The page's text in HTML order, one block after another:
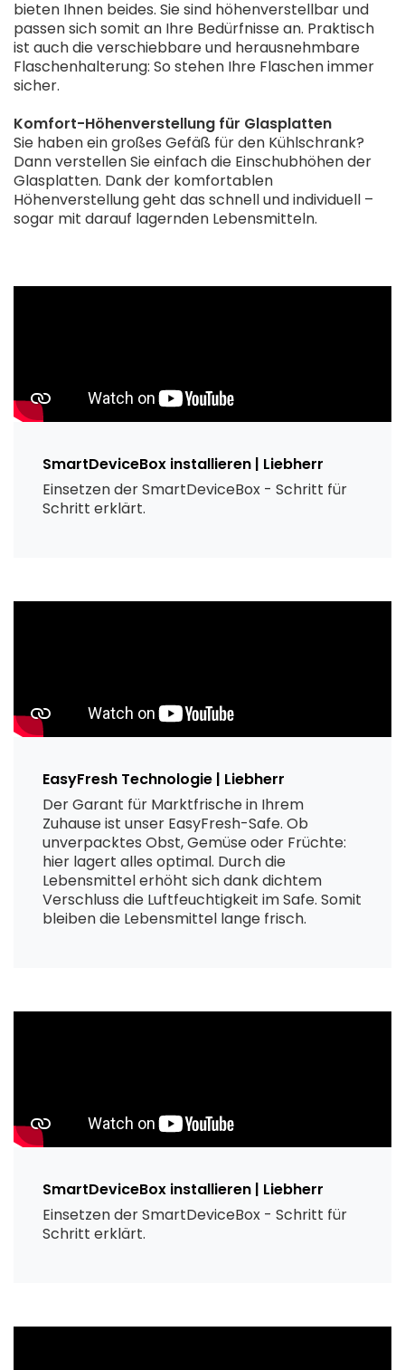
bieten Ihnen beides. Sie sind höhenverstellbar und
passen sich somit an Ihre Bedürfnisse an. Praktisch
ist auch die verschiebbare und herausnehmbare
Flaschenhalterung: So stehen Ihre Flaschen immer
sicher.
Komfort-Höhenverstellung für Glasplatten
Sie haben ein großes Gefäß für den Kühlschrank?
Dann verstellen Sie einfach die Einschubhöhen der
Glasplatten. Dank der komfortablen
Höhenverstellung geht das schnell und individuell –
sogar mit darauf lagernden Lebensmitteln.
SmartDeviceBox installieren | Liebherr
Einsetzen der SmartDeviceBox - Schritt für
Schritt erklärt.
EasyFresh Technologie | Liebherr
Der Garant für Marktfrische in Ihrem
Zuhause ist unser EasyFresh-Safe. Ob
unverpacktes Obst, Gemüse oder Früchte:
hier lagert alles optimal. Durch die
Lebensmittel erhöht sich dank dichtem
Verschluss die Luftfeuchtigkeit im Safe. Somit
bleiben die Lebensmittel lange frisch.
SmartDeviceBox installieren | Liebherr
Einsetzen der SmartDeviceBox - Schritt für
Schritt erklärt.